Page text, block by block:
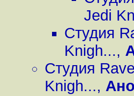
Jedi
Студия
Knigh...,
Студия
Knigh...,